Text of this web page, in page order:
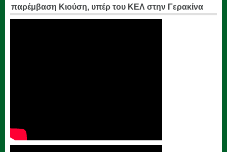
παρέμβαση Κιούση, υπέρ του ΚΕΛ στην Γερακίνα